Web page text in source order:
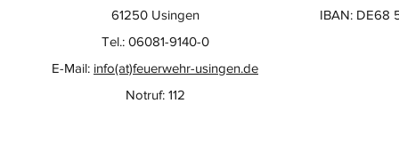
IBAN: DE68
61250 Usingen
Tel.: 06081-9140-0
E-Mail: info(at)feuerwehr-usingen.de
Notruf: 112